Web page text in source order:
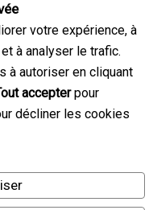
votre expérience, à
à analyser le trafic.
à autoriser en cliquant
accepterpour
décliner les cookies